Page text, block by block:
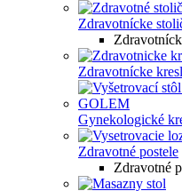
Zdravotnícke
Zdravotnícke
Gynekologické
Zdravotné postele
Zdravotné